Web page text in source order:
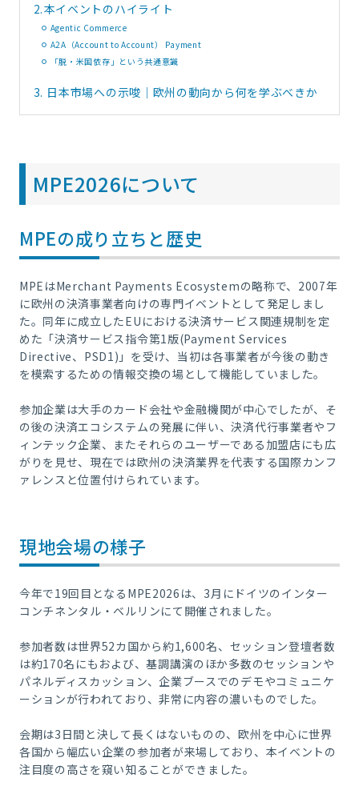
2.本イベントのハイライト
Agentic Commerce
A2A（Account to Account） Payment
「脱・米国依存」という共通意識
3. 日本市場への示唆｜欧州の動向から何を学ぶべきか
MPE2026について
MPEの成り立ちと歴史
MPEはMerchant Payments Ecosystemの略称で、2007年
に欧州の決済事業者向けの専門イベントとして発足しまし
た。同年に成立したEUにおける決済サービス関連規制を定
めた「決済サービス指令第1版(Payment Services
Directive、PSD1)」を受け、当初は各事業者が今後の動き
を模索するための情報交換の場として機能していました。
参加企業は大手のカード会社や金融機関が中心でしたが、そ
の後の決済エコシステムの発展に伴い、決済代行事業者やフ
ィンテック企業、またそれらのユーザーである加盟店にも広
がりを見せ、現在では欧州の決済業界を代表する国際カンフ
ァレンスと位置付けられています。
現地会場の様子
今年で19回目となるMPE2026は、3月にドイツのインター
コンチネンタル・ベルリンにて開催されました。
参加者数は世界52カ国から約1,600名、セッション登壇者数
は約170名にもおよび、基調講演のほか多数のセッションや
パネルディスカッション、企業ブースでのデモやコミュニケ
ーションが行われており、非常に内容の濃いものでした。
会期は3日間と決して長くはないものの、欧州を中心に世界
各国から幅広い企業の参加者が来場しており、本イベントの
注目度の高さを窺い知ることができました。